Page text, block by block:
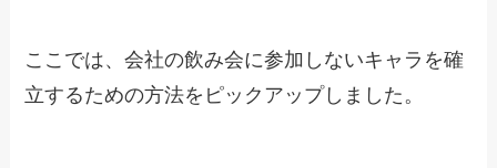
ここでは、会社の飲み会に参加しないキャラを確
立するための方法をピックアップしました。